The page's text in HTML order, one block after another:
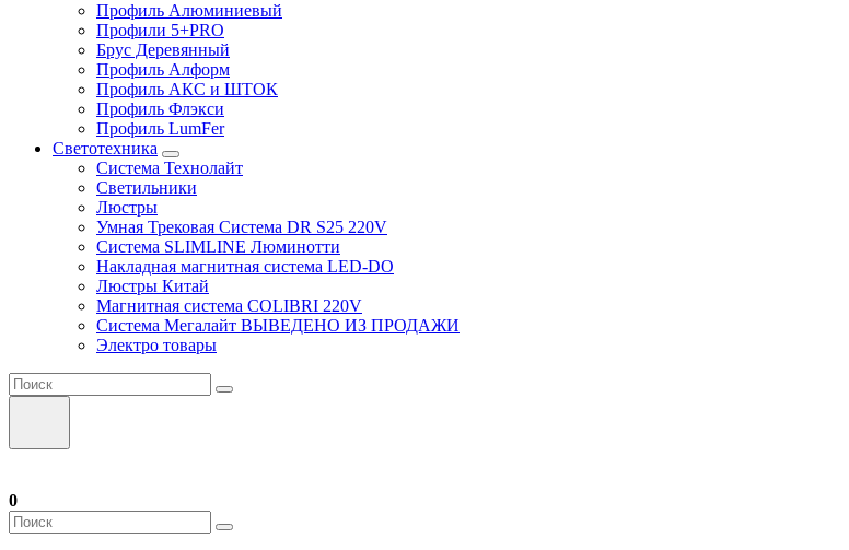
Профиль Алюминиевый
Профили 5+PRO
Брус Деревянный
Профиль Алформ
Профиль АКС и ШТОК
Профиль Флэкси
Профиль LumFer
Светотехника
Система Технолайт
Светильники
Люстры
Умная Трековая Система DR S25 220V
Система SLIMLINE Люминотти
Накладная магнитная система LED-DO
Люстры Китай
Магнитная система COLIBRI 220V
Система Мегалайт ВЫВЕДЕНО ИЗ ПРОДАЖИ
Электро товары
0